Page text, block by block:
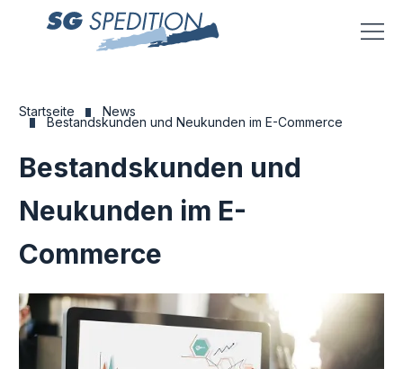
Startseite News
Bestandskunden und Neukunden im E-Commerce
Bestandskunden und
Neukunden im E-
Commerce